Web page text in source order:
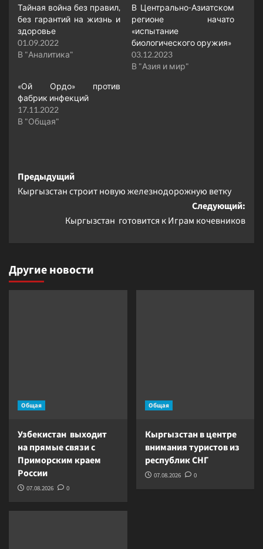
Тайная война без правил,
без гарантий на жизнь и
здоровье
01.09.2022
В "Аналитика"
В Центрально-Азиатском
регионе начато
«испытание
биологического оружия»
03.12.2023
В "Азия и мир"
«Ой Ордо» против
фабрик инфекций
17.11.2022
В "Общая"
Навигация
записи
Предыдущий
Кыргызстан строит новую железнодорожную ветку
Следующий:
Кыргызстан готовится к Играм кочевников
Другие новости
Общая
Узбекистан выходит
на прямые связи с
Приморским краем
России
07.08.2026 0
Общая
Кыргызстан в центре
внимания туристов из
республик СНГ
07.08.2026 0